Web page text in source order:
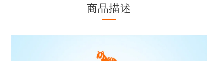
商品描述